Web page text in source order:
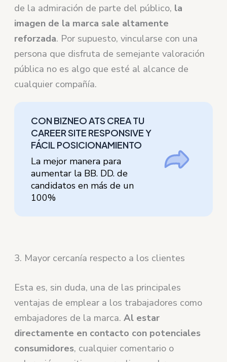
de la admiración de parte del público, la
imagen de la marca sale altamente
reforzada. Por supuesto, vincularse con una
persona que disfruta de semejante valoración
pública no es algo que esté al alcance de
cualquier compañía.
CON BIZNEO ATS CREA TU
CAREER SITE RESPONSIVE Y
FÁCIL POSICIONAMIENTO
La mejor manera para
aumentar la BB. DD. de
candidatos en más de un
100%
3. Mayor cercanía respecto a los clientes
Esta es, sin duda, una de las principales
ventajas de emplear a los trabajadores como
embajadores de la marca.Al estar
directamente en contacto con potenciales
consumidores, cualquier comentario o